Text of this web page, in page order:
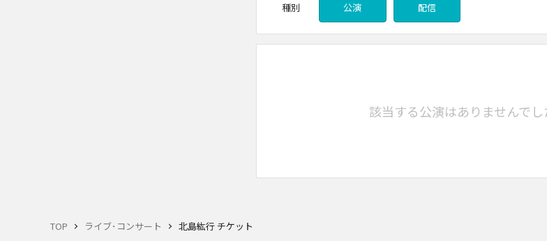
TOP ライブ･コンサート 北島紘行 チケット
種別 公演 配信
該当する公演はありませんでし